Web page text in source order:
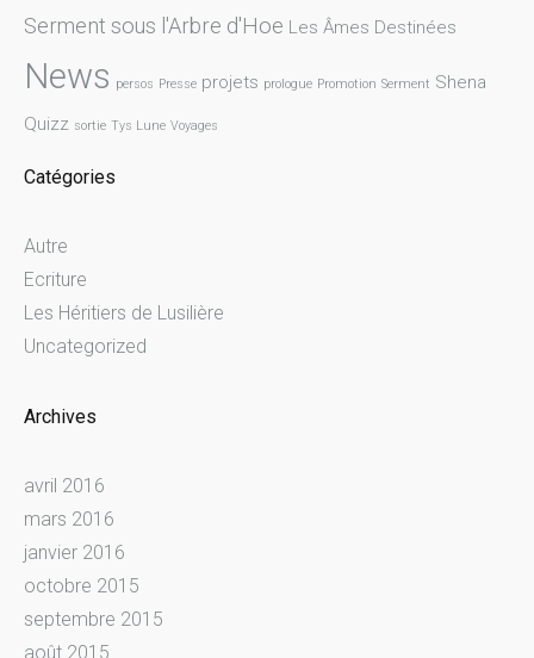
Serment sous l'Arbre d'Hoe Les Âmes Destinées
News persos Presse projets prologue Promotion Serment Shena
Quizz sortie Tys Lune Voyages
Catégories
Autre
Ecriture
Les Héritiers de Lusilière
Uncategorized
Archives
avril 2016
mars 2016
janvier 2016
octobre 2015
septembre 2015
août 2015